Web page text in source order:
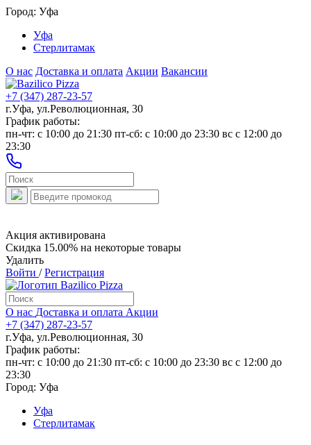
Город: Уфа
Уфа
Стерлитамак
О нас Доставка и оплата Акции Вакансии
+7 (347) 287-23-57
г.Уфа, ул.Революционная, 30
График работы:
пн-чт: c 10:00 до 21:30 пт-сб: c 10:00 до 23:30 вс с 12:00 до
23:30
Акция активирована
Скидка 15.00% на некоторые товары
Удалить
Войти /Регистрация
О нас Доставка и оплата Акции
+7 (347) 287-23-57
г.Уфа, ул.Революционная, 30
График работы:
пн-чт: c 10:00 до 21:30 пт-сб: c 10:00 до 23:30 вс с 12:00 до
23:30
Город: Уфа
Уфа
Стерлитамак